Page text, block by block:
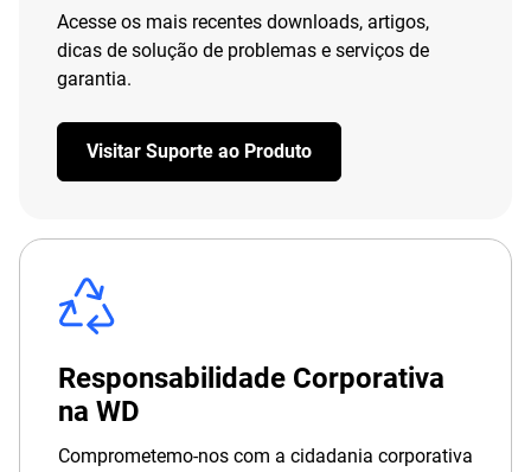
Acesse os mais recentes downloads, artigos,
dicas de solução de problemas e serviços de
garantia.
Visitar Suporte ao Produto
Responsabilidade Corporativa
na WD
Comprometemo-nos com a cidadania corporativa